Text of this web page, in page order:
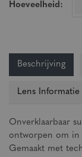
Hoeveelheid:
Beschrijving
Lens Informatie
Onverklaarbaar
ontworpen om in
Gemaakt met